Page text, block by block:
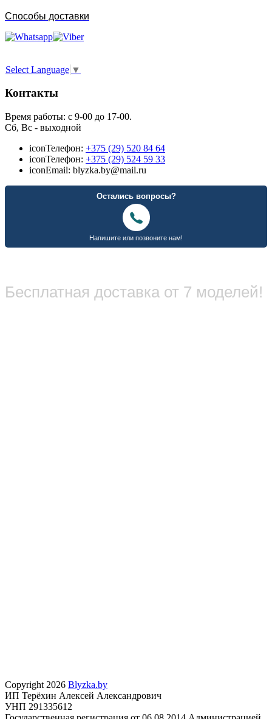
Способы доставки
Select Language ▼
Контакты
Время работы: с 9-00 до 17-00.
Сб, Вс - выходной
iconТелефон: +375 (29) 520 84 64
iconТелефон: +375 (29) 524 59 33
iconEmail: blyzka.by@mail.ru
Бесплатная доставка от 7 моделей!
Copyright 2026 Blyzka.by
ИП Терёхин Алексей Александрович
УНП 291335612